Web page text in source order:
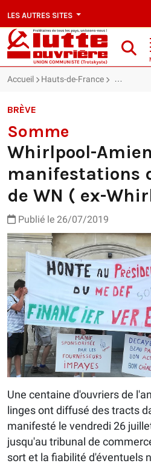
LES AUTRES SITES
Accueil Hauts-de-France Somme :
BRÈVE
Somme
Whirlpool-
manifestations
de WN ( ex-
Publié le 26/07/2019
Une centaine d'ouvriers de
linges ont diffusé des tracts
manifesté le vendredi 26
jusqu'au tribunal de
sort et la fiabilité d'éventuels